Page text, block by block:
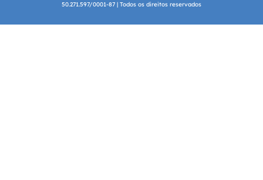
50.271.597/0001-87 | Todos os direitos reservados